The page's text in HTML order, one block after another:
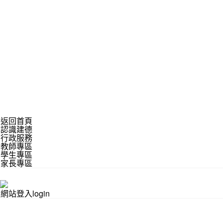
返回首頁
認識建德
行政服務
教師專區
學生專區
家長專區
網站登入login